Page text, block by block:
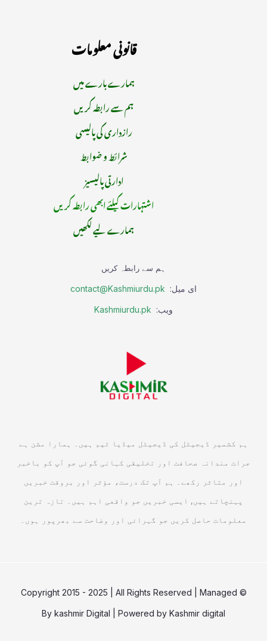
قانونی معلومات
ہمارے بارے میں
ہم سے رابطہ کریں
رازداری کی پالیسی
شرائط و ضوابط
ادارتی پالیسیز
اشتہارات کیلئے ابھی رابطہ کریں
ہمارے لیے لکھیں
ہم سے رابطہ کریں
ای میل: contact@Kashmiurdu.pk
ویب: Kashmiurdu.pk
ہم کشمیر ڈیجیٹل کی ڈیجیٹل میڈیا ٹیم ہیں۔ ہمارا مشن ہے
جرات مندانہ صحافت اور تخلیقی کہانی گوئی جو آپ کو باخبر
اور متاثر رکھے۔ ہم آپ تک درست، مؤثر اور بروقت خبریں
پہنچاتے ہیں, ایسی خبریں جو واقعی اہم ہیں۔ تازہ ترین
معلومات حاصل کریں جو گہرائی اور وضاحت سے بھرپور ہوں۔
© Copyright 2015 - 2025 | All Rights Reserved | Managed
By kashmir Digital | Powered by Kashmir digital